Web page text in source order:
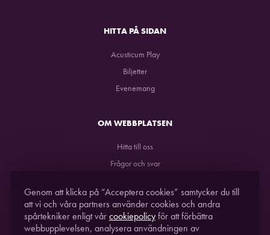
HITTA PÅ SIDAN
Acusticum Play
Biljetter
Evenemang
OM WEBBPLATSEN
Hitta till oss
Frågor och svar
Genom att klicka på “Acceptera cookies” samtycker du till
att vi och våra partners använder cookies och andra
spårtekniker enligt vårcookiepolicyför att förbättra
webbupplevelsen, analysera användningen av